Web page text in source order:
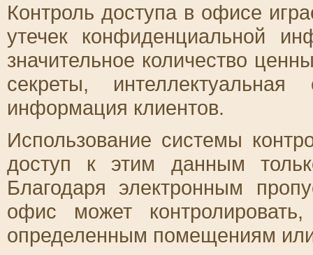
Контроль доступа в офисе
утечек конфиденциальной
значительное количество
секреты,
информация клиентов.
Использование системы
доступ к этим данным
Благодаря электронным
офис может
определенным помещениям